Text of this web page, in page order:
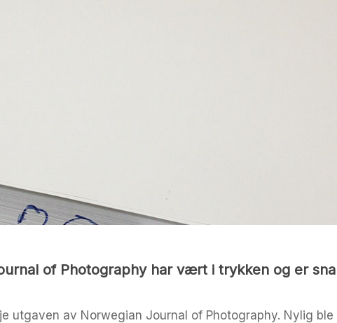
of Photography har vært i trykken og er
utgaven av Norwegian Journal of Photography. Nylig